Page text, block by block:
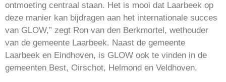
ontmoeting centraal staan. Het is mooi dat Laarbeek op
deze manier kan bijdragen aan het internationale succes
van GLOW,” zegt Ron van den Berkmortel, wethouder
van de gemeente Laarbeek. Naast de gemeente
Laarbeek en Eindhoven, is GLOW ook te vinden in de
gemeenten Best, Oirschot, Helmond en Veldhoven.